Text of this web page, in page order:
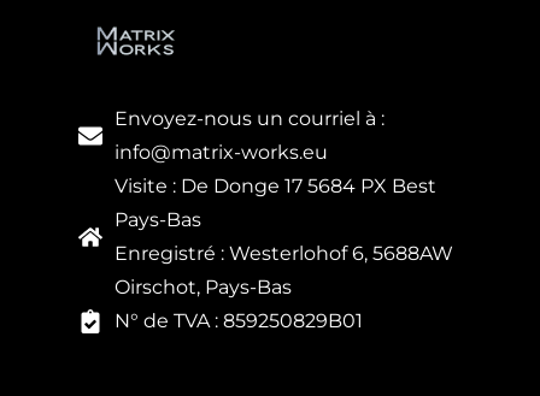
Envoyez-nous un courriel à :
info@matrix-works.eu
Visite : De Donge 17 5684 PX Best
Pays-Bas
Enregistré : Westerlohof 6, 5688AW
Oirschot, Pays-Bas
N° de TVA : 859250829B01